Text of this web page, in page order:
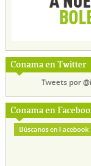
Conama en Twitter
Tweets por
Conama en
Búscanos en Facebook